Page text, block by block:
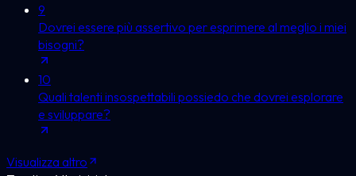
9
Dovrei essere più assertivo per esprimere al meglio i miei
bisogni?
10
Quali talenti insospettabili possiedo che dovrei esplorare
e sviluppare?
Visualizza altro